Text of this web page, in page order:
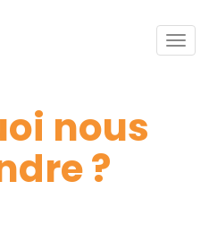
nous
?